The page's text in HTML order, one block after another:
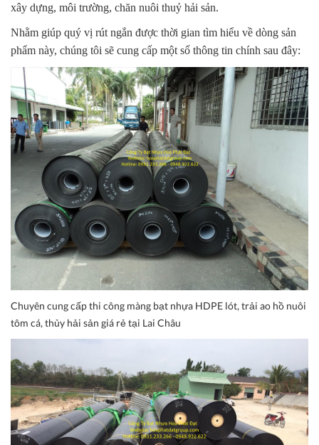
xây dựng, môi trường, chăn nuôi thuỷ hải sản.
Nhằm giúp quý vị rút ngắn được thời gian tìm hiểu về dòng sản
phẩm này, chúng tôi sẽ cung cấp một số thông tin chính sau đây:
Chuyên cung cấp thi công màng bạt nhựa HDPE lót, trải ao hồ nuôi
tôm cá, thủy hải sản giá rẻ tại Lai Châu